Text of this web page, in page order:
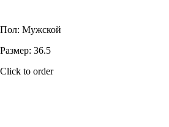
Пол: Мужской
Размер: 36.5
Click to order